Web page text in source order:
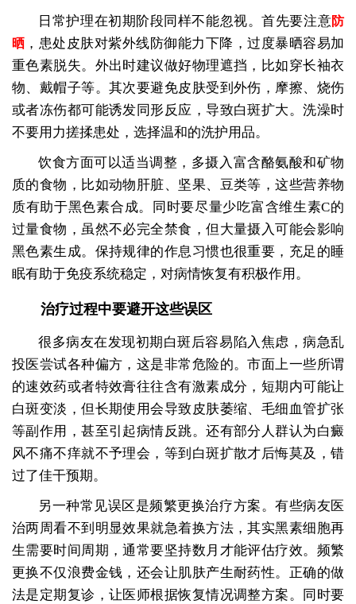
日常护理在初期阶段同样不能忽视。首先要注意防
晒 ，患处皮肤对紫外线防御能力下降，过度暴晒容易加
重色素脱失。外出时建议做好物理遮挡，比如穿长袖衣
物、戴帽子等。其次要避免皮肤受到外伤，摩擦、烧伤
或者冻伤都可能诱发同形反应，导致白斑扩大。洗澡时
不要用力搓揉患处，选择温和的洗护用品。
饮食方面可以适当调整，多摄入富含酪氨酸和矿物
质的食物，比如动物肝脏、坚果、豆类等，这些营养物
质有助于黑色素合成。同时要尽量少吃富含维生素C的
过量食物，虽然不必完全禁食，但大量摄入可能会影响
黑色素生成。保持规律的作息习惯也很重要，充足的睡
眠有助于免疫系统稳定，对病情恢复有积极作用。
治疗过程中要避开这些误区
很多病友在发现初期白斑后容易陷入焦虑，病急乱
投医尝试各种偏方，这是非常危险的。市面上一些所谓
的速效药或者特效膏往往含有激素成分，短期内可能让
白斑变淡，但长期使用会导致皮肤萎缩、毛细血管扩张
等副作用，甚至引起病情反跳。还有部分人群认为白癜
风不痛不痒就不予理会，等到白斑扩散才后悔莫及，错
过了佳干预期。
另一种常见误区是频繁更换治疗方案。有些病友医
治两周看不到明显效果就急着换方法，其实黑素细胞再
生需要时间周期，通常要坚持数月才能评估疗效。频繁
更换不仅浪费金钱，还会让肌肤产生耐药性。正确的做
法是定期复诊，让医师根据恢复情况调整方案。同时要